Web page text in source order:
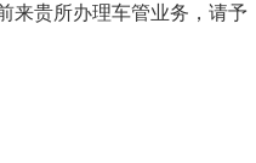
贵所办理车管业务，请予